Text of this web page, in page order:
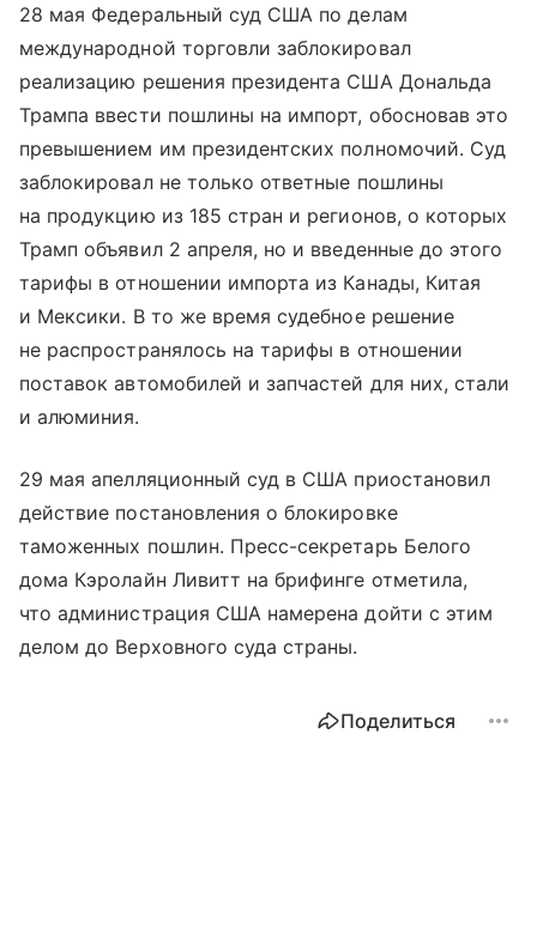
28 мая Федеральный суд США по делам
международной торговли заблокировал
реализацию решения президента США Дональда
Трампа ввести пошлины на импорт, обосновав это
превышением им президентских полномочий. Суд
заблокировал не только ответные пошлины
на продукцию из 185 стран и регионов, о которых
Трамп объявил 2 апреля, но и введенные до этого
тарифы в отношении импорта из Канады, Китая
и Мексики. В то же время судебное решение
не распространялось на тарифы в отношении
поставок автомобилей и запчастей для них, стали
и алюминия.
29 мая апелляционный суд в США приостановил
действие постановления о блокировке
таможенных пошлин. Пресс-секретарь Белого
дома Кэролайн Ливитт на брифинге отметила,
что администрация США намерена дойти с этим
делом до Верховного суда страны.
Поделиться